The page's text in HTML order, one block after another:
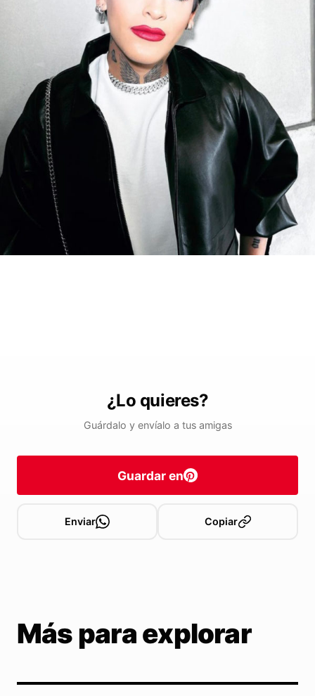
¿Lo quieres?
Guárdalo y envíalo a tus amigas
Guardar en
Enviar Copiar
Más para explorar